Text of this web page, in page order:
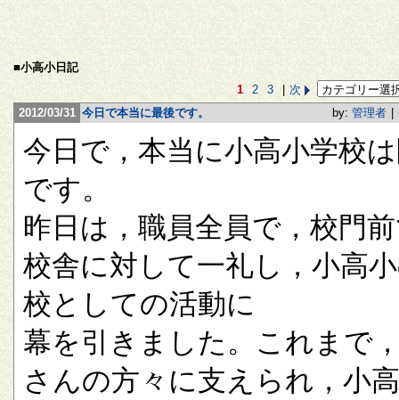
■小高小日記
1
2 3
次
2012/03/31 今日で本当に最後です。 by: 管理者
今日で，本当に小高小学校
です。
昨日は，職員全員で，校門
校舎に対して一礼し，小高
校としての活動に
幕を引きました。これまで
さんの方々に支えられ，小